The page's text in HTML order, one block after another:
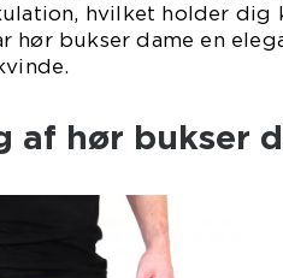
hvilket holder dig
hør bukser dame en
af hør bukser